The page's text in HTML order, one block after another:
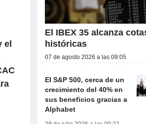
el
El IBEX 35 alcanza
históricas
07 de agosto 2026 a las 09:05
El S&P 500, cerca de un
crecimiento del 40% en
sus beneficios gracias a
Alphabet